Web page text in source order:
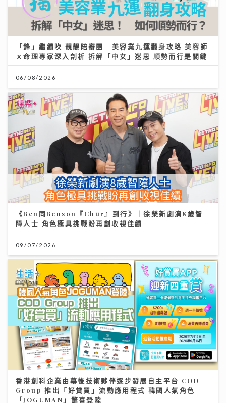
「鋒」繼續吹 靚靚陪審團 | 美容業九運翻身攻略 美容師
ｘ命理專家深入剖析 拆解「中女」迷思 順勢而行是關鍵
06/08/2026
《Ben同Benson『Chur』到行》｜徐榮新劇演8歲智
障人士 角色極具挑戰盼再創收視佳績
09/07/2026
香港創科企業由幕後技術夥伴逐步發展自主平台 COD
Group 推出「好賞買」流動應用程式 韓國人氣角色
「JOGUMAN」驚喜登陸
17/07/2026